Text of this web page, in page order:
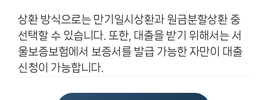
상환 방식으로는 만기일시상환과 원금분할상환 중
선택할 수 있습니다. 또한, 대출을 받기 위해서는 서
울보증보험에서 보증서를 발급 가능한 자만이 대출
신청이 가능합니다.